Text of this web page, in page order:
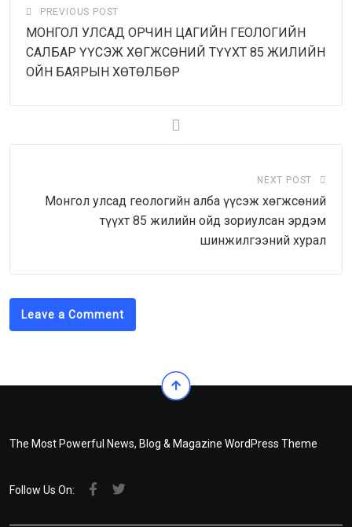
PREVIOUS POST
МОНГОЛ УЛСАД ОРЧИН ЦАГИЙН ГЕОЛОГИЙН
САЛБАР ҮҮСЭЖ ХӨГЖСӨНИЙ ТҮҮХТ 85 ЖИЛИЙН
ОЙН БАЯРЫН ХӨТӨЛБӨР
NEXT POST
Монгол улсад геологийн алба үүсэж хөгжсөний
түүхт 85 жилийн ойд зориулсан эрдэм
шинжилгээний хурал
Leave a Comment
The Most Powerful News, Blog & Magazine WordPress Theme
Follow Us On: